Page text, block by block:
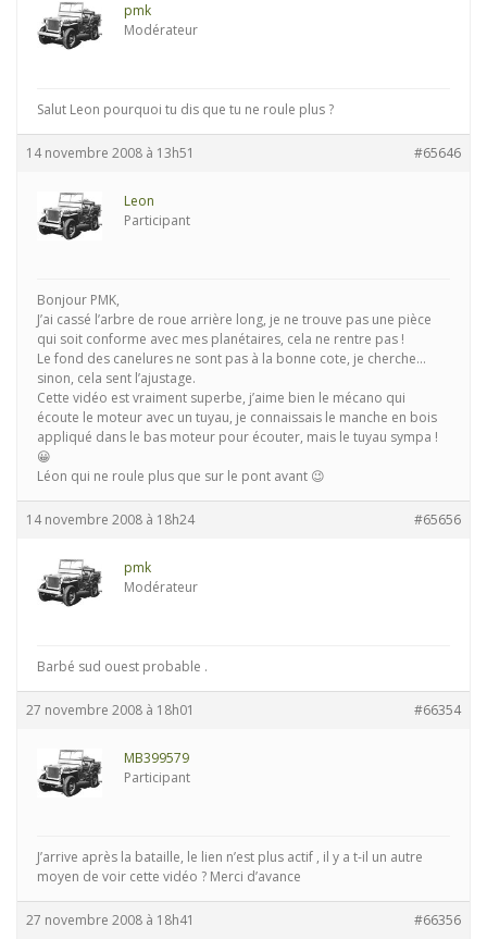
pmk
Modérateur
Salut Leon pourquoi tu dis que tu ne roule plus ?
14 novembre 2008 à 13h51 #65646
Leon
Participant
Bonjour PMK,
J’ai cassé l’arbre de roue arrière long, je ne trouve pas une pièce
qui soit conforme avec mes planétaires, cela ne rentre pas !
Le fond des canelures ne sont pas à la bonne cote, je cherche…
sinon, cela sent l’ajustage.
Cette vidéo est vraiment superbe, j’aime bien le mécano qui
écoute le moteur avec un tuyau, je connaissais le manche en bois
appliqué dans le bas moteur pour écouter, mais le tuyau sympa !
😀
Léon qui ne roule plus que sur le pont avant 😉
14 novembre 2008 à 18h24 #65656
pmk
Modérateur
Barbé sud ouest probable .
27 novembre 2008 à 18h01 #66354
MB399579
Participant
J’arrive après la bataille, le lien n’est plus actif , il y a t-il un autre
moyen de voir cette vidéo ? Merci d’avance
27 novembre 2008 à 18h41 #66356